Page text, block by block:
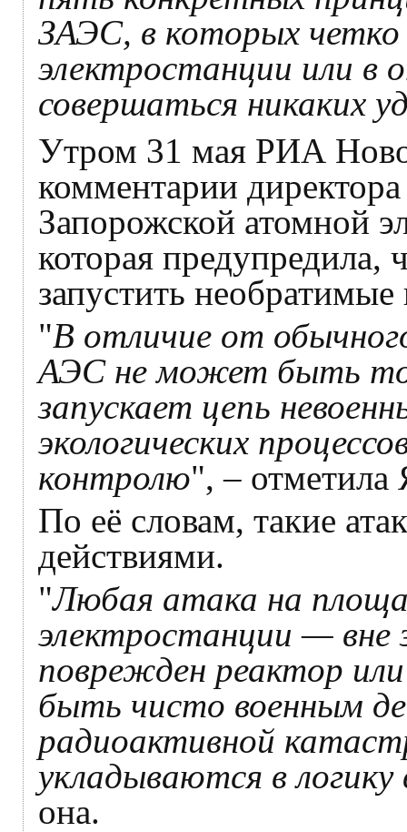
ЗАЭС, в которых четко
электростанции или в
совершаться никаких
Утром 31 мая РИА
комментарии
Запорожской атомной
которая
запустить
"В отличие от
АЭС не может быть
запускает цепь
экологических
контролю", –
По её словам, такие
действиями.
"Любая атака на
электростанции —
поврежден реактор
быть чисто военным
радиоактивной
укладываются в логику
она.